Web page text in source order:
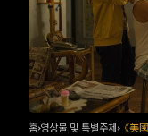
팬 이벤트
홈 영상물 및 특별주제 《美